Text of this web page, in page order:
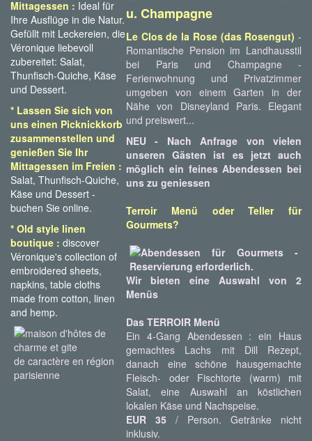
Mittagessen : Ideal für
Ihre Ausflüge in die Natur.
Gefüllt mit Leckereien, die
Véronique liebevoll
zubereitet: Salat,
Thunfisch-Quiche, Käse
und Dessert.
* Lassen Sie sich von
uns einen Picknickkorb
zusammenstellen und
genießen Sie Ihr
Mittagessen im Freien :
Salat, Thunfisch-Quiche,
Käse und Dessert -
buchen Sie online.
* Old style linen
boutique : discover
Véronique's collection of
embroidered sheets,
napkins, table cloths
made from cotton, linen
and hemp.
u. Champagne
Le Clos de la Rose (das Rosengut) -
Romantische Pension im Landhausstil
bei Paris und Champagne -
Ferienwohnung und Privatzimmer
umgeben von einem Garten in der
Nähe von Disneyland Paris. Elegant
und preiswert...
NEU - Nach Anfrage von vielen
unseren Gästen ist es jetzt auch
möglich ein feines Abendessen bei
uns zu geniessen
Terroir Menü oder Teller für
Gourmets?
Wir bieten eine Auswahl von 2
Menüs
Das TERROIR Menü
Ein 4-Gang Abendessen : ein Haus
gemachtes Lachs mit Dill Rezept,
danach eine schöne hausgemachte
Fleisch- oder Fischtorte (warm) mit
Salat, eine Auswahl an köstlichen
lokalen Käse und Nachspeise.
EUR 35 / Person. Getränke nicht
inklusiv.